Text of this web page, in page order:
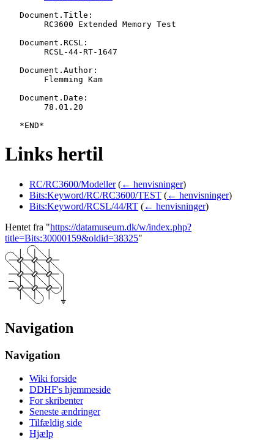
   Document.Title:
   Document.RCSL:
   Document.Author:
   Document.Date:
Links hertil
RC/RC3600/Modeller (← henvisninger)
Bits:Keyword/RC/RC3600/TEST (← henvisninger)
Bits:Keyword/RCSL/44/RT (← henvisninger)
Hentet fra "https://datamuseum.dk/w/index.php?
title=Bits:30000159&oldid=38325"
Navigation
Navigation
Wiki forside
DDHF's hjemmeside
For skribenter
Seneste ændringer
Tilfældig side
Hjælp